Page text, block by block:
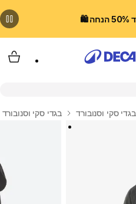
בגדי סקי וסנובורד בגדי סקי